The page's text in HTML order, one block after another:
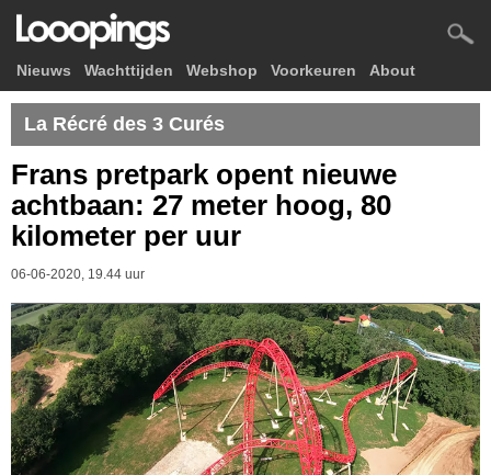
Nieuws Wachttijden Webshop Voorkeuren About
La Récré des 3 Curés
Frans pretpark opent nieuwe
achtbaan: 27 meter hoog, 80
kilometer per uur
06-06-2020, 19.44 uur